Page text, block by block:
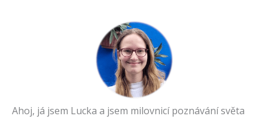
Ahoj, já jsem Lucka a jsem milovnicí poznávání světa